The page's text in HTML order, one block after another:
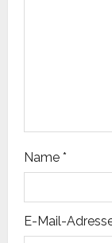
Name *
E-Mail-